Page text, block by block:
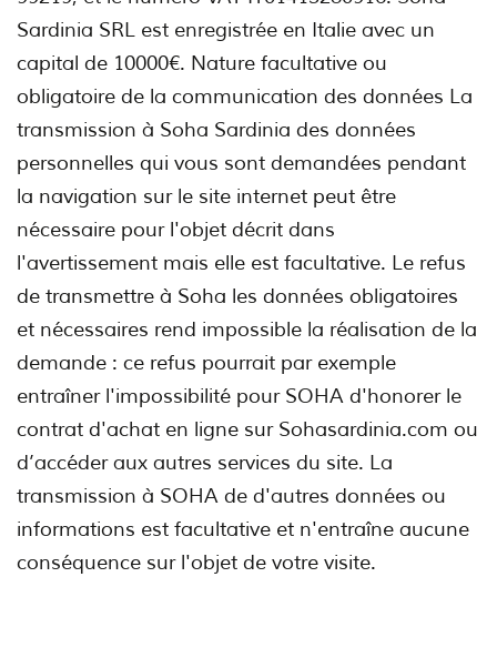
Sardinia SRL est enregistrée en Italie avec un
capital de 10000€. Nature facultative ou
obligatoire de la communication des données La
transmission à Soha Sardinia des données
personnelles qui vous sont demandées pendant
la navigation sur le site internet peut être
nécessaire pour l'objet décrit dans
l'avertissement mais elle est facultative. Le refus
de transmettre à Soha les données obligatoires
et nécessaires rend impossible la réalisation de la
demande : ce refus pourrait par exemple
entraîner l'impossibilité pour SOHA d'honorer le
contrat d'achat en ligne sur Sohasardinia.com ou
d’accéder aux autres services du site. La
transmission à SOHA de d'autres données ou
informations est facultative et n'entraîne aucune
conséquence sur l'objet de votre visite.